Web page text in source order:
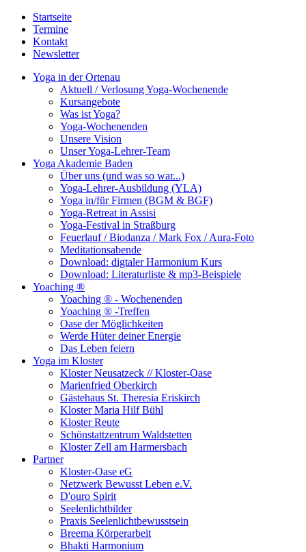
Startseite
Termine
Kontakt
Newsletter
Yoga in der Ortenau
Aktuell / Verlosung Yoga-Wochenende
Kursangebote
Was ist Yoga?
Yoga-Wochenenden
Unsere Vision
Unser Yoga-Lehrer-Team
Yoga Akademie Baden
Über uns (und was so war...)
Yoga-Lehrer-Ausbildung (YLA)
Yoga in/für Firmen (BGM & BGF)
Yoga-Retreat in Assisi
Yoga-Festival in Straßburg
Feuerlauf / Biodanza / Mark Fox / Aura-Foto
Meditationsabende
Download: digtaler Harmonium Kurs
Download: Literaturliste & mp3-Beispiele
Yoaching ®
Yoaching ® - Wochenenden
Yoaching ® -Treffen
Oase der Möglichkeiten
Werde Hüter deiner Energie
Das Leben feiern
Yoga im Kloster
Kloster Neusatzeck // Kloster-Oase
Marienfried Oberkirch
Gästehaus St. Theresia Eriskirch
Kloster Maria Hilf Bühl
Kloster Reute
Schönstattzentrum Waldstetten
Kloster Zell am Harmersbach
Partner
Kloster-Oase eG
Netzwerk Bewusst Leben e.V.
D'ouro Spirit
Seelenlichtbilder
Praxis Seelenlichtbewusstsein
Breema Körperarbeit
Bhakti Harmonium